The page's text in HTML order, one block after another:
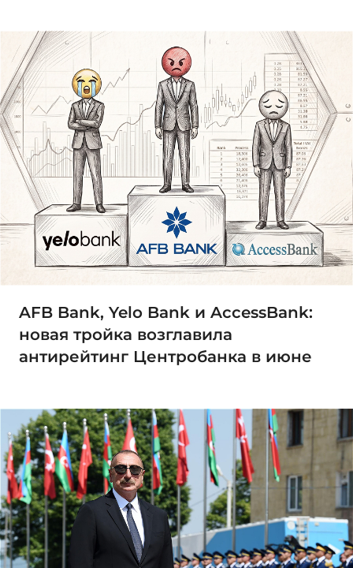
AFB Bank, Yelo Bank и AccessBank:
новая тройка возглавила
антирейтинг Центробанка в июне